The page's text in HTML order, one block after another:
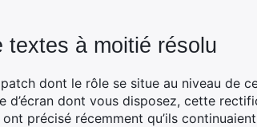
textes à moitié résolu
dont le rôle se situe au niveau de
d’écran dont vous disposez, cette
précisé récemment qu’ils